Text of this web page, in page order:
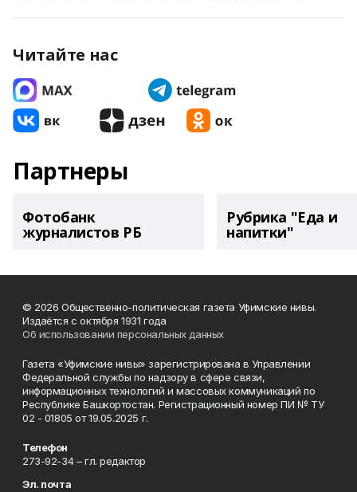
Читайте нас
Партнеры
Фотобанк
журналистов РБ
Рубрика "Еда и
напитки"
© 2026 Общественно-политическая газета Уфимские нивы.
Издаётся с октября 1931 года
Об использовании персональных данных
Газета «Уфимские нивы» зарегистрирована в Управлении
Федеральной службы по надзору в сфере связи,
информационных технологий и массовых коммуникаций по
Республике Башкортостан. Регистрационный номер ПИ № ТУ
02 - 01805 от 19.05.2025 г.
Телефон
273-92-34 – гл. редактор
Эл. почта